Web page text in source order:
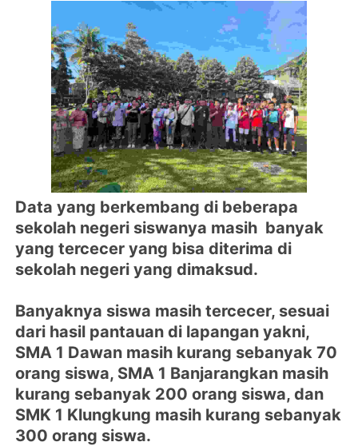
Data yang berkembang di beberapa
sekolah negeri siswanya masih banyak
yang tercecer yang bisa diterima di
sekolah negeri yang dimaksud.
Banyaknya siswa masih tercecer, sesuai
dari hasil pantauan di lapangan yakni,
SMA 1 Dawan masih kurang sebanyak 70
orang siswa, SMA 1 Banjarangkan masih
kurang sebanyak 200 orang siswa, dan
SMK 1 Klungkung masih kurang sebanyak
300 orang siswa.